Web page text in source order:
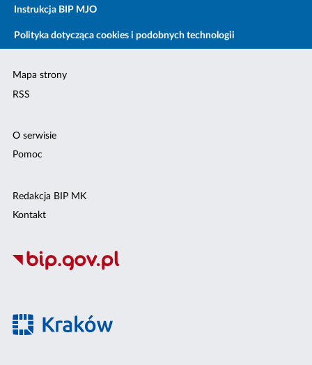
Instrukcja BIP MJO
Polityka dotycząca cookies i podobnych technologii
Mapa strony
RSS
O serwisie
Pomoc
Redakcja BIP MK
Kontakt